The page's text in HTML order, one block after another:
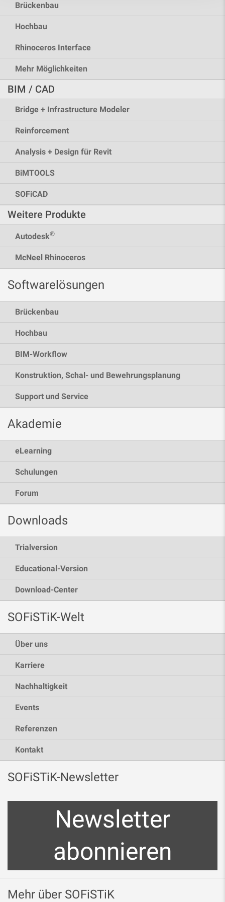
Brückenbau
Hochbau
Rhinoceros Interface
Mehr Möglichkeiten
BIM / CAD
Bridge + Infrastructure Modeler
Reinforcement
Analysis + Design für Revit
BiMTOOLS
SOFiCAD
Weitere Produkte
Autodesk®
McNeel Rhinoceros
Softwarelösungen
Brückenbau
Hochbau
BIM-Workflow
Konstruktion, Schal- und Bewehrungsplanung
Support und Service
Akademie
eLearning
Schulungen
Forum
Downloads
Trialversion
Educational-Version
Download-Center
SOFiSTiK-Welt
Über uns
Karriere
Nachhaltigkeit
Events
Referenzen
Kontakt
SOFiSTiK-Newsletter
Newsletter
abonnieren
Mehr über SOFiSTiK